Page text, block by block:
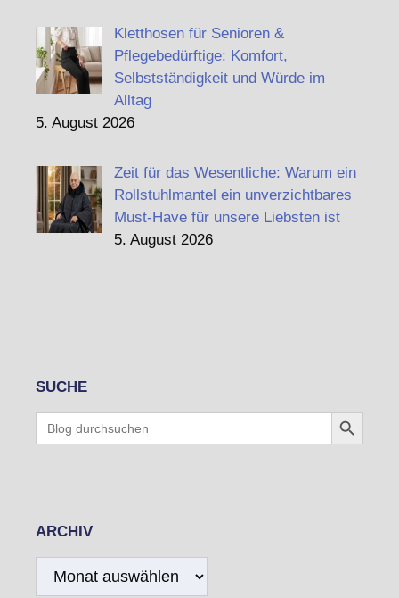
Kletthosen für Senioren &
Pflegebedürftige: Komfort,
Selbstständigkeit und Würde im
Alltag
5. August 2026
Zeit für das Wesentliche: Warum ein
Rollstuhlmantel ein unverzichtbares
Must-Have für unsere Liebsten ist
5. August 2026
SUCHE
for:
Search Button
ARCHIV
Archiv